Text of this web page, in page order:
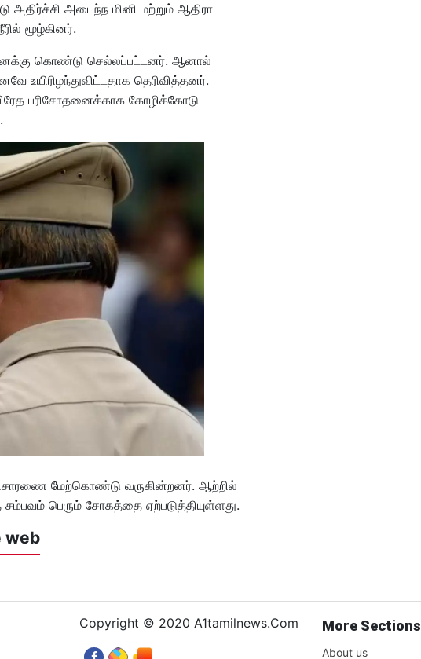
அடைந்ந மினி மற்றும் ஆதிரா
மூழ்கினர்.
கொண்டு செல்லப்பட்டனர். ஆனால்
தெரிவித்தனர்.
பரிசோதனைக்காக கோழிக்கோடு
மேற்கொண்டு வருகின்றனர். ஆற்றில்
சம்பவம் பெரும் சோகத்தை ஏற்படுத்தியுள்ளது.
web
Copyright © 2020 A1tamilnews.Com More Sections
About us